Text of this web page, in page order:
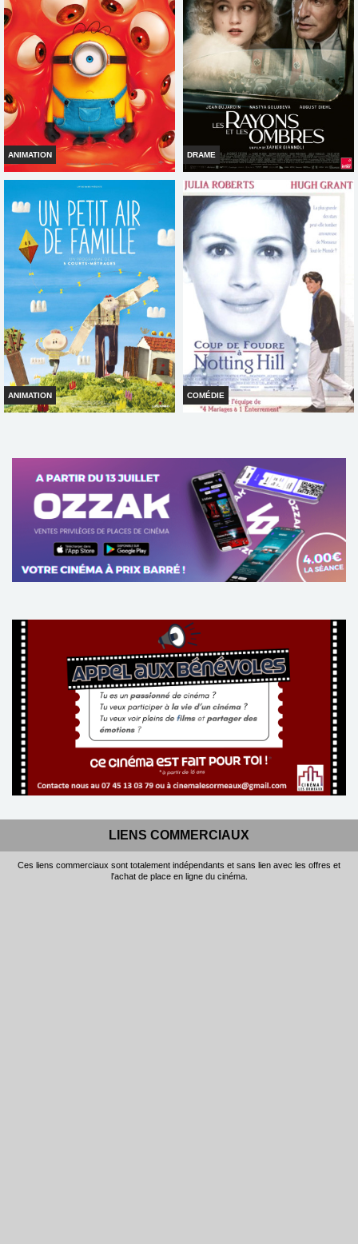
Bande-annonce
Réservation
TOUT PUBLIC
VF
Bande-annonce
Réservation
TOUT PUBLIC
VF
ANIMATION
DES MINIONS ET DES MONSTRES
Horaires et Infos
Bande-annonce
Réservation
TOUT PUBLIC
VF
DRAME
LES RAYONS ET LES OMBRES
Horaires et Infos
Bande-annonce
Réservation
TOUT PUBLIC
VF
ANIMATION
Horaires et Infos
Réservation
TOUT PUBLIC
VF
COMÉDIE
Horaires et Infos
Bande-annonce
Réservation
TOUT PUBLIC
LIENS COMMERCIAUX
Ces liens commerciaux sont totalement indépendants et sans lien avec les offres et
l'achat de place en ligne du cinéma.